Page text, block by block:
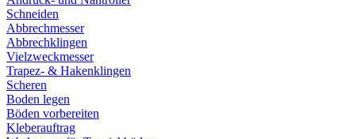
Schneiden
Abbrechmesser
Abbrechklingen
Vielzweckmesser
Trapez- & Hakenklingen
Scheren
Boden legen
Böden vorbereiten
Kleberauftrag